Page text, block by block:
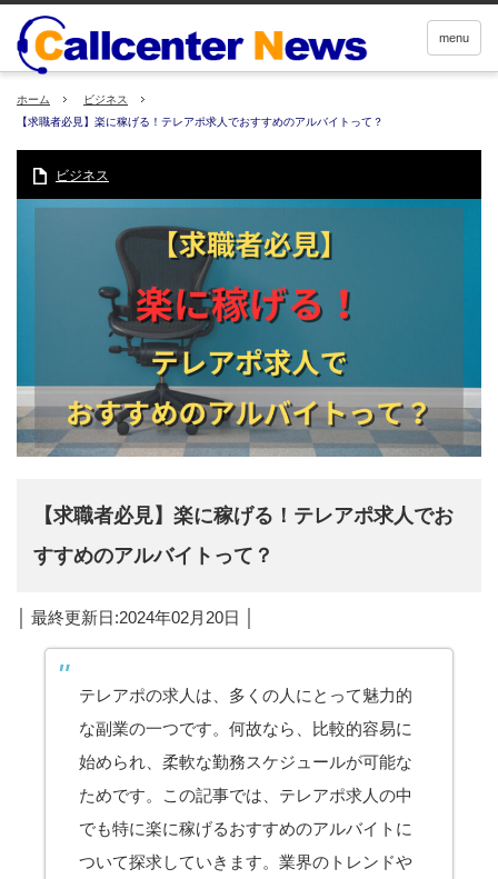
menu
ホーム
ビジネス
【求職者必見】楽に稼げる！テレアポ求人でおすすめのアルバイトって？
ビジネス
【求職者必見】楽に稼げる！テレアポ求人でお
すすめのアルバイトって？
│ 最終更新日:2024年02月20日 │
テレアポの求人は、多くの人にとって魅力的
な副業の一つです。何故なら、比較的容易に
始められ、柔軟な勤務スケジュールが可能な
ためです。この記事では、テレアポ求人の中
でも特に楽に稼げるおすすめのアルバイトに
ついて探求していきます。業界のトレンドや